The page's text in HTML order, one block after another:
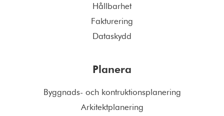
Hållbarhet
Fakturering
Dataskydd
Planera
Byggnads- och kontruktionsplanering
Arkitektplanering